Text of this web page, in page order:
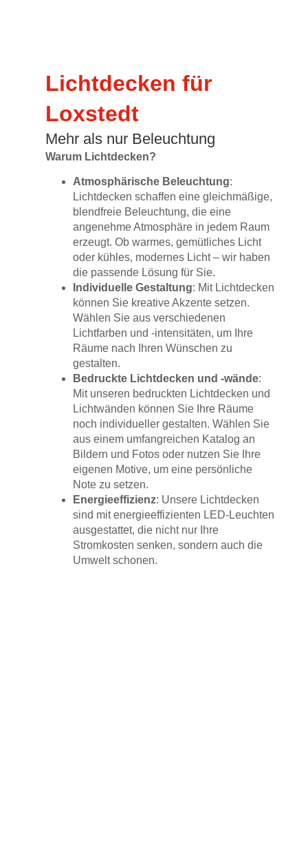
Lichtdecken für
Loxstedt
Mehr als nur Beleuchtung
Warum Lichtdecken?
Atmosphärische Beleuchtung:
Lichtdecken schaffen eine gleichmäßige,
blendfreie Beleuchtung, die eine
angenehme Atmosphäre in jedem Raum
erzeugt. Ob warmes, gemütliches Licht
oder kühles, modernes Licht – wir haben
die passende Lösung für Sie.
Individuelle Gestaltung: Mit Lichtdecken
können Sie kreative Akzente setzen.
Wählen Sie aus verschiedenen
Lichtfarben und -intensitäten, um Ihre
Räume nach Ihren Wünschen zu
gestalten.
Bedruckte Lichtdecken und -wände:
Mit unseren bedruckten Lichtdecken und
Lichtwänden können Sie Ihre Räume
noch individueller gestalten. Wählen Sie
aus einem umfangreichen Katalog an
Bildern und Fotos oder nutzen Sie Ihre
eigenen Motive, um eine persönliche
Note zu setzen.
Energieeffizienz: Unsere Lichtdecken
sind mit energieeffizienten LED-Leuchten
ausgestattet, die nicht nur Ihre
Stromkosten senken, sondern auch die
Umwelt schonen.